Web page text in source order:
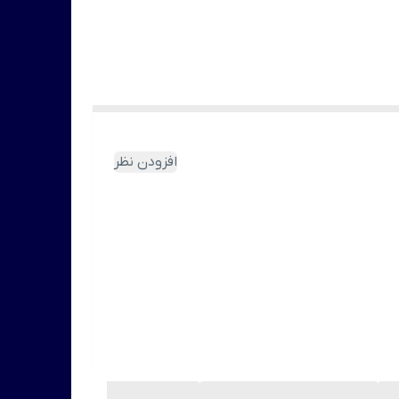
افزودن نظر